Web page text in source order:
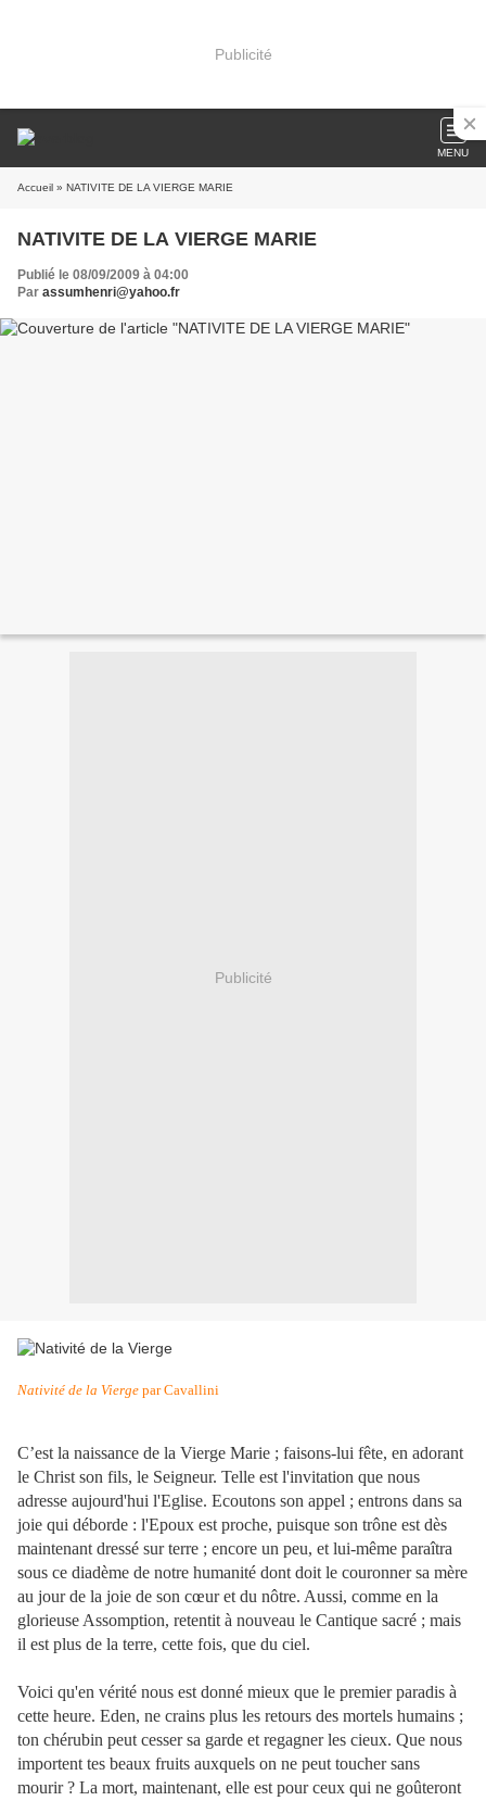
Publicité
MENU
Accueil » NATIVITE DE LA VIERGE MARIE
NATIVITE DE LA VIERGE MARIE
Publié le 08/09/2009 à 04:00
Par assumhenri@yahoo.fr
Publicité
Nativité de la Vierge par Cavallini
C’est la naissance de la Vierge Marie ; faisons-lui fête, en adorant
le Christ son fils, le Seigneur. Telle est l'invitation que nous
adresse aujourd'hui l'Eglise. Ecoutons son appel ; entrons dans sa
joie qui déborde : l'Epoux est proche, puisque son trône est dès
maintenant dressé sur terre ; encore un peu, et lui-même paraîtra
sous ce diadème de notre humanité dont doit le couronner sa mère
au jour de la joie de son cœur et du nôtre. Aussi, comme en la
glorieuse Assomption, retentit à nouveau le Cantique sacré ; mais
il est plus de la terre, cette fois, que du ciel.
Voici qu'en vérité nous est donné mieux que le premier paradis à
cette heure. Eden, ne crains plus les retours des mortels humains ;
ton chérubin peut cesser sa garde et regagner les cieux. Que nous
importent tes beaux fruits auxquels on ne peut toucher sans
mourir ? La mort, maintenant, elle est pour ceux qui ne goûteront